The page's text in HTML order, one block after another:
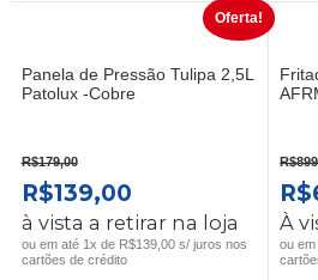
Oferta!
Panela de Pressão Tulipa 2,5L
Patolux -Cobre
R$179,00
O
PREÇO
ORIGINAL
R$139,00O
PREÇO
ATUAL
à vista a retirar na loja
ou em até 1x de R$139,00 s/ juros nos
cartões de crédito
R$
O
R$
À
ou